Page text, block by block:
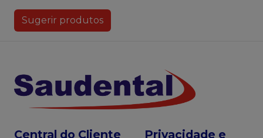
Sugerir produtos
Central do Cliente
Privacidade e